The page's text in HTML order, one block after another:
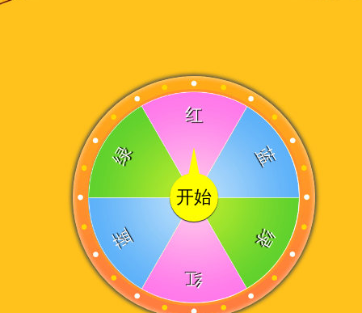
开始
红
蓝
绿
红
蓝
绿